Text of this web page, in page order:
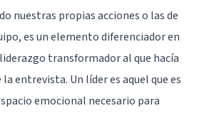
nuestras propias acciones o las de
es un elemento diferenciador en
transformador al que hacía
entrevista. Un líder es aquel que es
emocional necesario para